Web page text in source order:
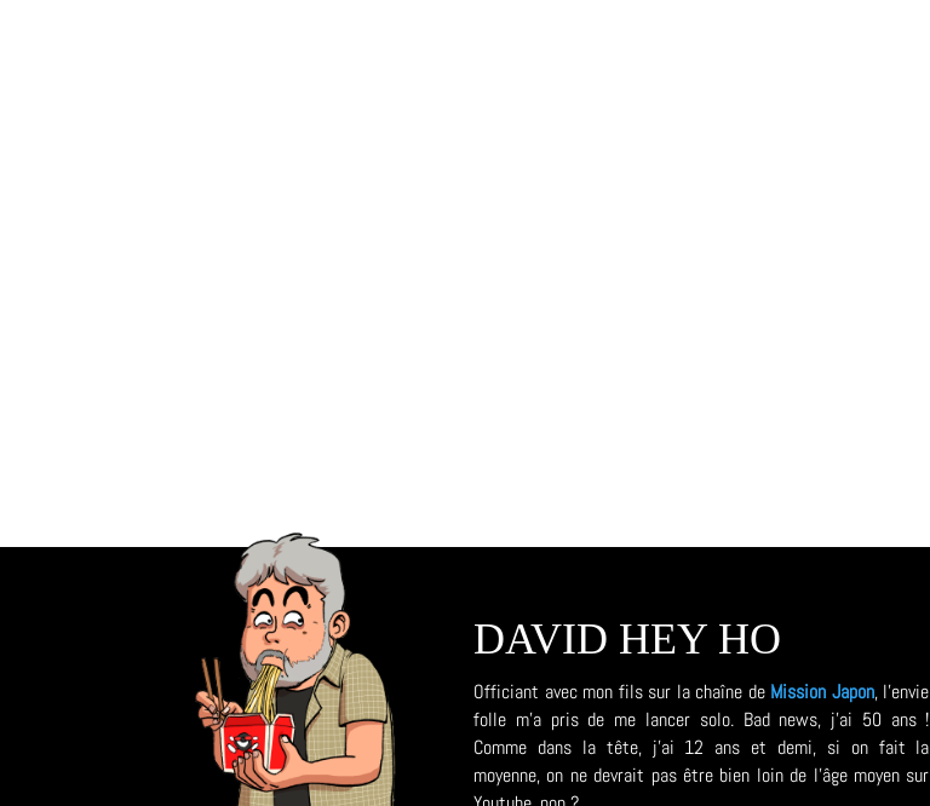
DAVID HEY HO
Officiant avec mon fils sur la chaîne de Mission Japon, l'envie
folle m'a pris de me lancer solo. Bad news, j'ai 50 ans !
Comme dans la tête, j'ai 12 ans et demi, si on fait la
moyenne, on ne devrait pas être bien loin de l'âge moyen sur